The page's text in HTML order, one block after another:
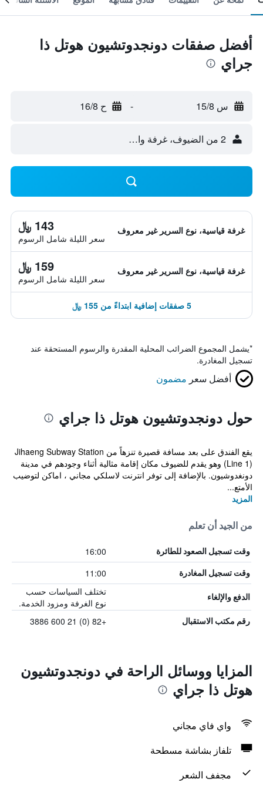
أفضل صفقات دونجدوتشيون هوتل ذا
جراي
س 15/8 - ح 16/8
2 من الضيوف، غرفة واحدة
غرفة قياسية، نوع السرير غير معروف 143 ﷼
سعر الليلة شامل الرسوم
غرفة قياسية، نوع السرير غير معروف 159 ﷼
سعر الليلة شامل الرسوم
5 صفقات إضافية ابتداءً من 155 ﷼
*يشمل المجموع الضرائب المحلية المقدرة والرسوم المستحقة عند
تسجيل المغادرة.
أفضل سعر مضمون
حول دونجدوتشيون هوتل ذا جراي
يقع الفندق على بعد مسافة قصيرة تنزهاً من Jihaeng Subway Station
(Line 1) وهو يقدم للضيوف مكان إقامة مثالية أثناء وجودهم في مدينة
دونغدوشيون. بالإضافة إلى توفر انترنت لاسلكي مجاني ، اماكن لتوضيب
الأمتع...
المزيد
من الجيد أن تعلم
وقت تسجيل الصعود للطائرة 16:00
وقت تسجيل المغادرة 11:00
الدفع والإلغاء
تختلف السياسات حسب
نوع الغرفة ومزود الخدمة.
رقم مكتب الاستقبال +82 (0) 21 600 3886
المزايا ووسائل الراحة في دونجدوتشيون
هوتل ذا جراي
واي فاي مجاني
تلفاز بشاشة مسطحة
مجفف الشعر